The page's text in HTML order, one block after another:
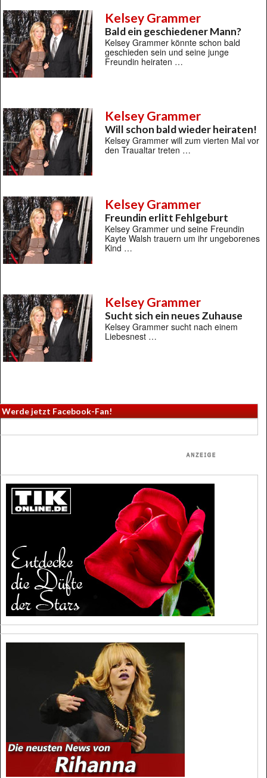
Kelsey Grammer
Bald ein geschiedener Mann?
Kelsey Grammer könnte schon bald
geschieden sein und seine junge
Freundin heiraten …
Kelsey Grammer
Will schon bald wieder heiraten!
Kelsey Grammer will zum vierten Mal vor
den Traualtar treten …
Kelsey Grammer
Freundin erlitt Fehlgeburt
Kelsey Grammer und seine Freundin
Kayte Walsh trauern um ihr ungeborenes
Kind …
Kelsey Grammer
Sucht sich ein neues Zuhause
Kelsey Grammer sucht nach einem
Liebesnest …
Werde jetzt Facebook-Fan!